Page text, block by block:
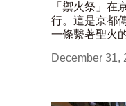
「禦火祭」在
行。這是京都
一條繫著聖火
December 31,